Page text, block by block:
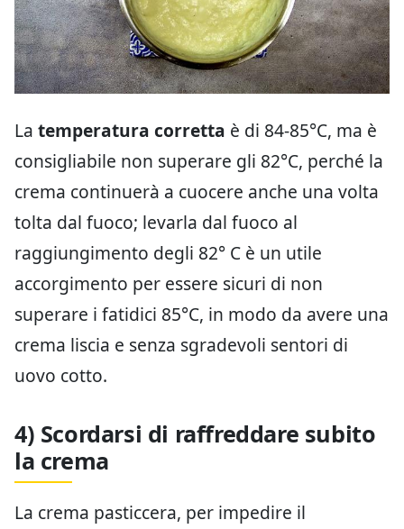
La temperatura corretta è di 84-85°C, ma è
consigliabile non superare gli 82°C, perché la
crema continuerà a cuocere anche una volta
tolta dal fuoco; levarla dal fuoco al
raggiungimento degli 82° C è un utile
accorgimento per essere sicuri di non
superare i fatidici 85°C, in modo da avere una
crema liscia e senza sgradevoli sentori di
uovo cotto.
4) Scordarsi di raffreddare subito
la crema
La crema pasticcera, per impedire il